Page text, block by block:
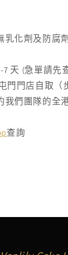
乳化劑及防腐
7 天 (急單請先
門門店自取（
我們團隊的全
查詢